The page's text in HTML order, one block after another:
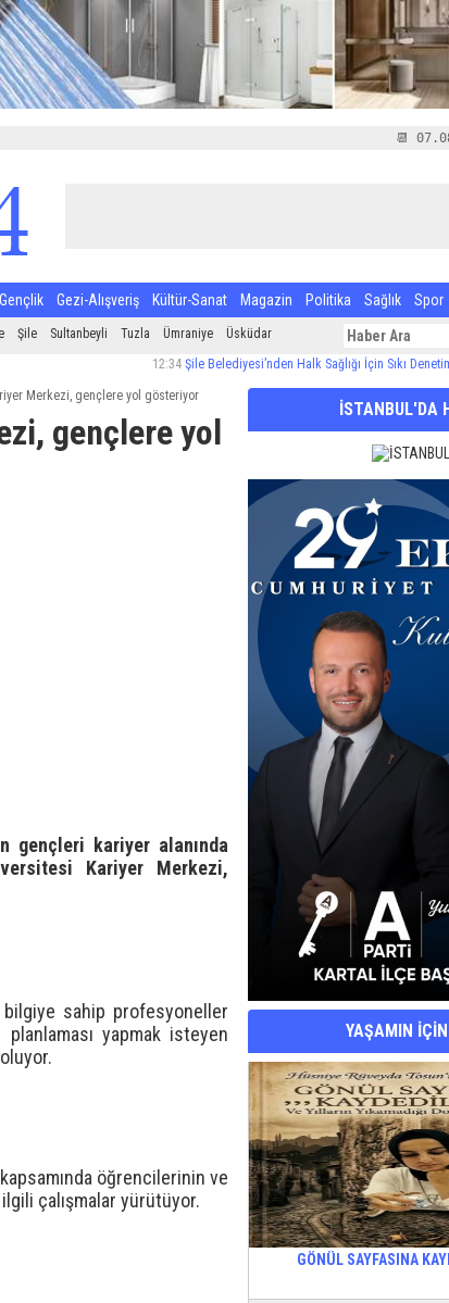
📆
Gençlik Gezi-Alışveriş Kültür-Sanat Magazin Politika Sağlık Spor
Şile Sultanbeyli Tuzla Ümraniye
Üsküdar
Şile Belediyesi’nden Halk Sağlığı İçin Sıkı Denetim
Merkezi, gençlere yol gösteriyor
gençlere yol
gençleri kariyer alanında
Kariyer Merkezi,
bilgiye sahip profesyoneller
yapmak isteyen
öğrencilerinin ve
çalışmalar yürütüyor.
İSTANBUL'DA
YAŞAMIN
GÖNÜL SAYFASINA